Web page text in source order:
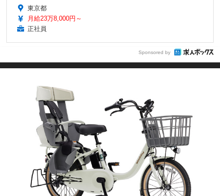
東京都
月給23万8,000円～
正社員
Sponsored by